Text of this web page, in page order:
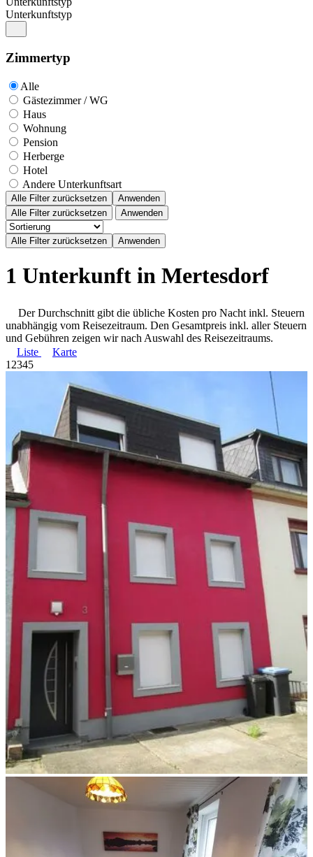
Unterkunftstyp
Zimmertyp
Alle
Gästezimmer / WG
Haus
Wohnung
Pension
Herberge
Hotel
Andere Unterkunftsart
Alle Filter zurücksetzen
Anwenden
Alle Filter zurücksetzen
Anwenden
1 Unterkunft in Mertesdorf
Der Durchschnitt gibt die übliche Kosten pro Nacht inkl. Steuern
unabhängig vom Reisezeitraum. Den Gesamtpreis inkl. aller Steuern
und Gebühren zeigen wir nach Auswahl des Reisezeitraums.
Liste
Karte
1 2345